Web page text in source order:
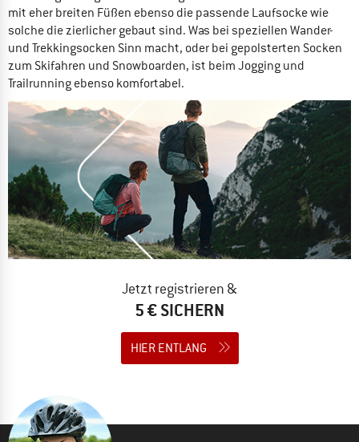
mit eher breiten Füßen ebenso die passende Laufsocke wie
solche die zierlicher gebaut sind. Was bei speziellen Wander-
und Trekkingsocken Sinn macht, oder bei gepolsterten Socken
zum Skifahren und Snowboarden, ist beim Jogging und
Trailrunning ebenso komfortabel.
Jetzt registrieren &
5 € SICHERN
HIER ENTLANG